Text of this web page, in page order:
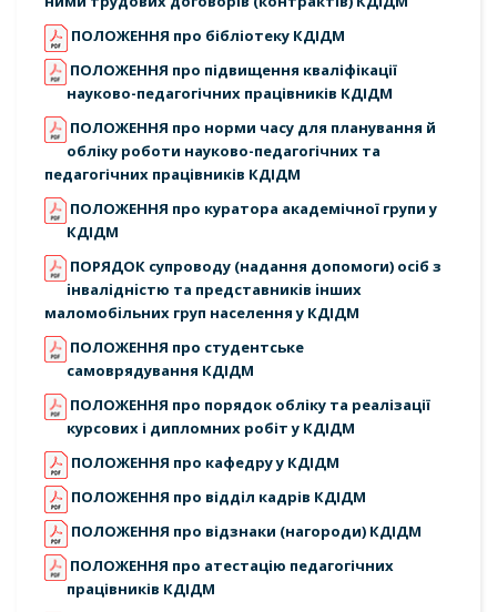
ПОЛОЖЕННЯ про бібліотеку КДІДМ
ПОЛОЖЕННЯ про підвищення кваліфікації
науково-педагогічних працівників КДІДМ
ПОЛОЖЕННЯ про норми часу для планування й
обліку роботи науково-педагогічних та
педагогічних працівників КДІДМ
ПОЛОЖЕННЯ про куратора академічної групи у
КДІДМ
ПОРЯДОК супроводу (надання допомоги) осiб з
iнвалiднiстю та представникiв iнших
маломобiльних груп населення у КДІДМ
ПОЛОЖЕННЯ про студентське
самоврядування КДІДМ
ПОЛОЖЕННЯ про порядок обліку та реалізації
курсових і дипломних робіт у КДІДМ
ПОЛОЖЕННЯ про кафедру у КДІДМ
ПОЛОЖЕННЯ про відділ кадрів КДІДМ
ПОЛОЖЕННЯ про відзнаки (нагороди) КДІДМ
ПОЛОЖЕННЯ про атестацію педагогічних
працівників КДІДМ